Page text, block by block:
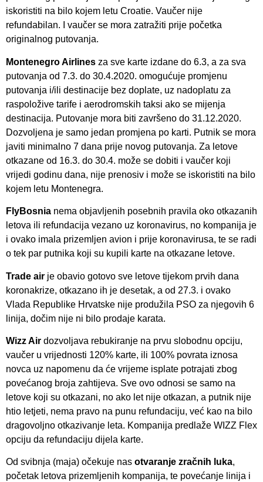
iskoristiti na bilo kojem letu Croatie. Vaučer nije
refundabilan. I vaučer se mora zatražiti prije početka
originalnog putovanja.
Montenegro Airlines za sve karte izdane do 6.3, a za sva
putovanja od 7.3. do 30.4.2020. omogućuje promjenu
putovanja i/ili destinacije bez doplate, uz nadoplatu za
raspoložive tarife i aerodromskih taksi ako se mijenja
destinacija. Putovanje mora biti završeno do 31.12.2020.
Dozvoljena je samo jedan promjena po karti. Putnik se mora
javiti minimalno 7 dana prije novog putovanja. Za letove
otkazane od 16.3. do 30.4. može se dobiti i vaučer koji
vrijedi godinu dana, nije prenosiv i može se iskoristiti na bilo
kojem letu Montenegra.
FlyBosnia nema objavljenih posebnih pravila oko otkazanih
letova ili refundacija vezano uz koronavirus, no kompanija je
i ovako imala prizemljen avion i prije koronavirusa, te se radi
o tek par putnika koji su kupili karte na otkazane letove.
Trade air je obavio gotovo sve letove tijekom prvih dana
koronakrize, otkazano ih je desetak, a od 27.3. i ovako
Vlada Republike Hrvatske nije produžila PSO za njegovih 6
linija, dočim nije ni bilo prodaje karata.
Wizz Air dozvoljava rebukiranje na prvu slobodnu opciju,
vaučer u vrijednosti 120% karte, ili 100% povrata iznosa
novca uz napomenu da će vrijeme isplate potrajati zbog
povećanog broja zahtijeva. Sve ovo odnosi se samo na
letove koji su otkazani, no ako let nije otkazan, a putnik nije
htio letjeti, nema pravo na punu refundaciju, već kao na bilo
dragovoljno otkazivanje leta. Kompanija predlaže WIZZ Flex
opciju da refundaciju dijela karte.
Od svibnja (maja) očekuje nas otvaranje zračnih luka,
početak letova prizemljenih kompanija, te povećanje linija i